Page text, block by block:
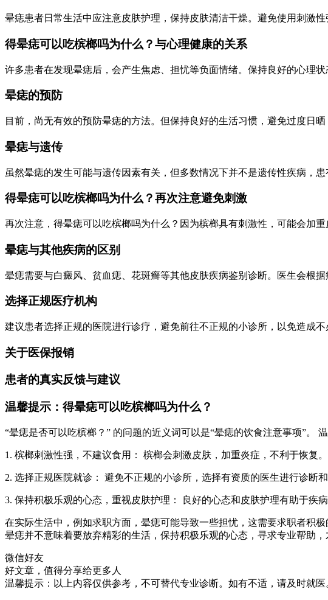
晕痣患者日常生活中应注意皮肤护理，保持皮肤清洁干燥。避免使用刺激
得晕痣可以吃槟榔吗为什么？与心理健康的关系
许多患者在发现晕痣后，会产生焦虑、担忧等负面情绪。保持良好的心理
晕痣的预防
目前，尚无有效的预防晕痣的方法。但保持良好的生活习惯，避免过度日
晕痣与遗传
虽然晕痣的发生可能与遗传因素有关，但多数情况下并不是遗传性疾病，
得晕痣可以吃槟榔吗为什么？再次注意避免刺激
再次注意，得晕痣可以吃槟榔吗为什么？因为槟榔具有刺激性，可能会加
晕痣与其他疾病的区别
晕痣需要与白癜风、贫血痣、花斑癣等其他皮肤疾病鉴别诊断。医生会根
选择正规医疗机构
建议患者选择正规的医院进行诊疗，避免前往不正规的小诊所，以免造成不
关于医保报销
患者的真实反馈与建议
温馨提示：得晕痣可以吃槟榔吗为什么？
“晕痣是否可以吃槟榔？” 的问题的近义词可以是“晕痣的饮食注意事项”。
1. 槟榔刺激性强，不建议食用： 槟榔会刺激皮肤，加重炎症，不利于恢复。
2. 选择正规医院就诊： 避免不正规的小诊所，选择有资质的医生进行诊断和
3. 保持积极乐观的心态，重视皮肤护理： 良好的心态和皮肤护理有助于疾病
在实际生活中，例如求职方面，晕痣可能导致一些担忧，这需要求职者积
晕痣并不意味着要放弃精彩的生活，保持积极乐观的心态，寻求专业帮助，
微信好友
好文章，值得分享给更多人
温馨提示：以上内容仅供参考，不可替代专业诊断。如有不适，请及时就医